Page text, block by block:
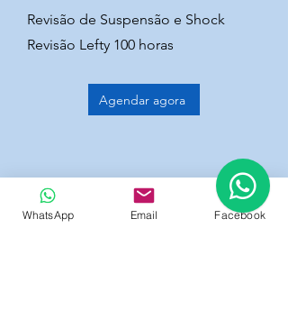
Revisão de Suspensão e Shock
Revisão Lefty 100 horas
Agendar agora
6 Outros serviços
WhatsApp Email Facebook